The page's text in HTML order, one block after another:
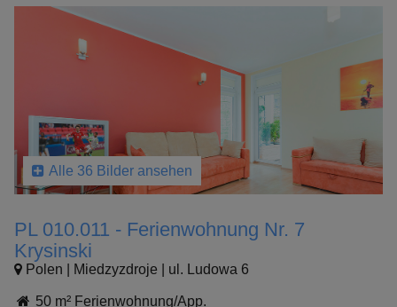
Alle 36 Bilder ansehen
PL 010.011 - Ferienwohnung Nr. 7
Krysinski
Polen | Miedzyzdroje | ul. Ludowa 6
50 m² Ferienwohnung/App.